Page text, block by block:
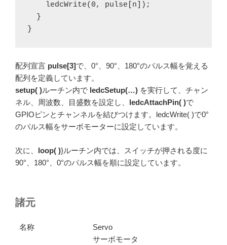
    ledcWrite(0, pulse[n]);
  }
}
配列宣言 pulse[3]で、0°、90°、180°のパルス幅を覚える
配列を定義しています。
setup( )ルーチン内で ledcSetup(…) を実行して、チャン
ネル、周波数、目盛数を設定し、 ledcAttachPin( )で
GPIOピンとチャンネルを結びつけます。ledcWrite( )で0°
のパルス幅をサーボモーターに設定しています。
次に、 loop( )}ルーチン内では、スイッチが押される度に
90°、180°、0°のパルス幅を順に設定しています。
諸元
名称
Servo
サーボモータ